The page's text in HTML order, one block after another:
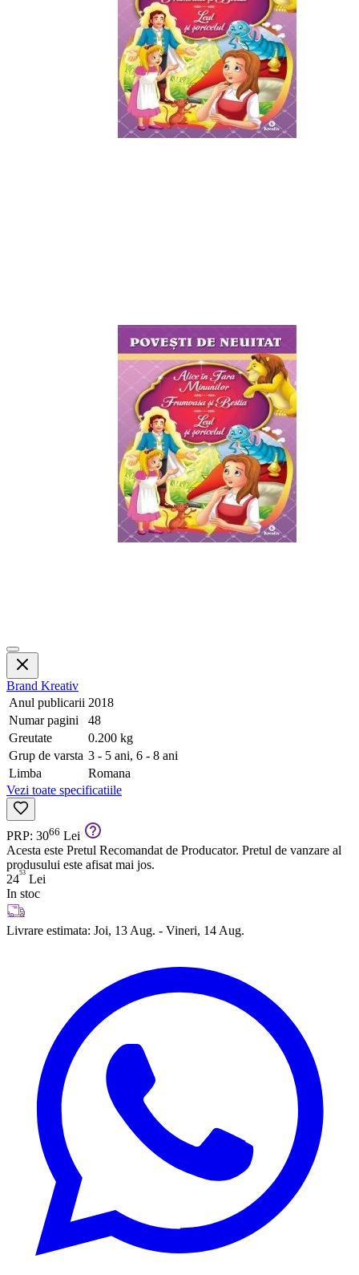
Brand Kreativ
Anul publicarii 2018
Numar pagini
48
Greutate
0.200 kg
Grup de varsta 3 - 5 ani, 6 - 8 ani
Limba
Romana
Vezi toate specificatiile
PRP: 3066 Lei
Acesta este Pretul Recomandat de Producator. Pretul de vanzare al
produsului este afisat mai jos.
2453 Lei
In stoc
Livrare estimata: Joi, 13 Aug. - Vineri, 14 Aug.